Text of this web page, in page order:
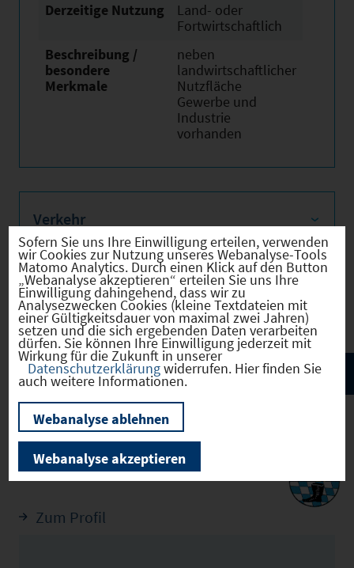
Derzeitige Nutzung
Land- oder
Fortwirtschaftlich
Beschreibung /
besondere
Merkmale
neben
landwirtschaftlicher
Nutzfläche
Gewerbe und
Industrie
vorhanden
Verkehr
Infrastruktur
Schwandorf(09376161)
Zum Profil
Sofern Sie uns Ihre Einwilligung erteilen, verwenden
wir Cookies zur Nutzung unseres Webanalyse-Tools
Matomo Analytics. Durch einen Klick auf den Button
„Webanalyse akzeptieren“ erteilen Sie uns Ihre
Einwilligung dahingehend, dass wir zu
Analysezwecken Cookies (kleine Textdateien mit
einer Gültigkeitsdauer von maximal zwei Jahren)
setzen und die sich ergebenden Daten verarbeiten
dürfen. Sie können Ihre Einwilligung jederzeit mit
Wirkung für die Zukunft in unserer
Datenschutzerklärungwiderrufen. Hier finden Sie
auch weitere Informationen.
Webanalyse ablehnen
Webanalyse akzeptieren